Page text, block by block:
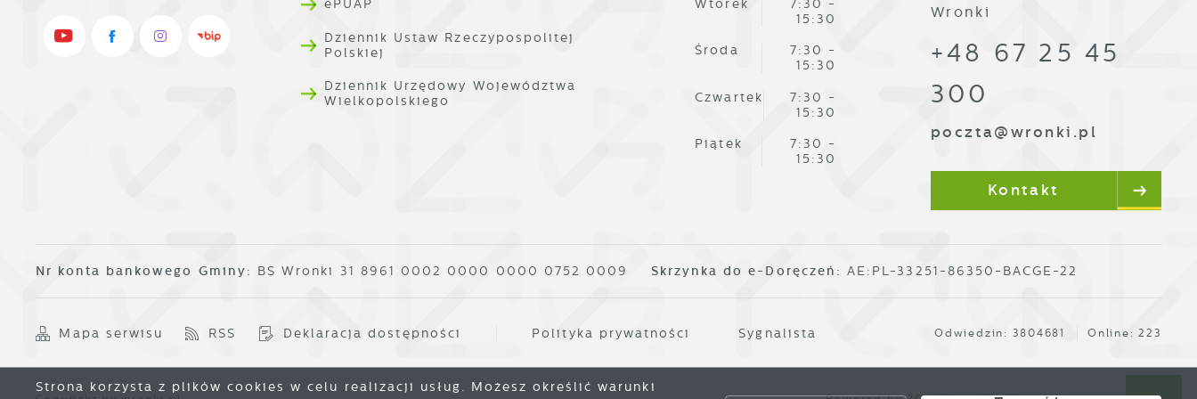
ePUAP
Dziennik Ustaw Rzeczypospolitej
Polskiej
Dziennik Urzędowy Województwa
Wielkopolskiego
Wtorek
7:30 -
15:30
Środa
7:30 -
15:30
Czwartek
7:30 -
15:30
Piątek
7:30 -
15:30
Wronki
+48 67 25 45
300
poczta@wronki.pl
Kontakt
Nr konta bankowego Gminy: BS Wronki 31 8961 0002 0000 0000 0752 0009 Skrzynka do e-Doręczeń:AE:PL-33251-86350-BACGE-22
Mapa serwisu RSS Deklaracja dostępności Polityka prywatności Sygnalista Odwiedzin: 3804681 Online: 223
Strona korzysta z plików cookies w celu realizacji usług. Możesz określić warunki